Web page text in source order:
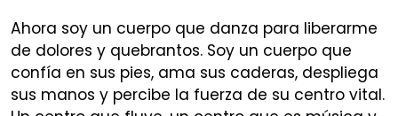
Ahora soy un cuerpo que danza para liberarme
de dolores y quebrantos. Soy un cuerpo que
confía en sus pies, ama sus caderas, despliega
sus manos y percibe la fuerza de su centro vital.